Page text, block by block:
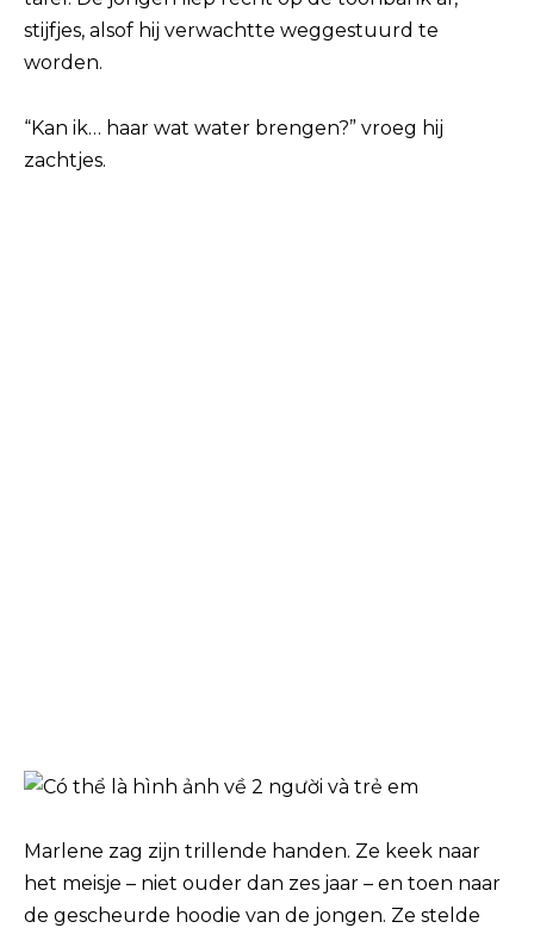
stijfjes, alsof hij verwachtte weggestuurd te
worden.
“Kan ik… haar wat water brengen?” vroeg hij
zachtjes.
Marlene zag zijn trillende handen. Ze keek naar
het meisje – niet ouder dan zes jaar – en toen naar
de gescheurde hoodie van de jongen. Ze stelde